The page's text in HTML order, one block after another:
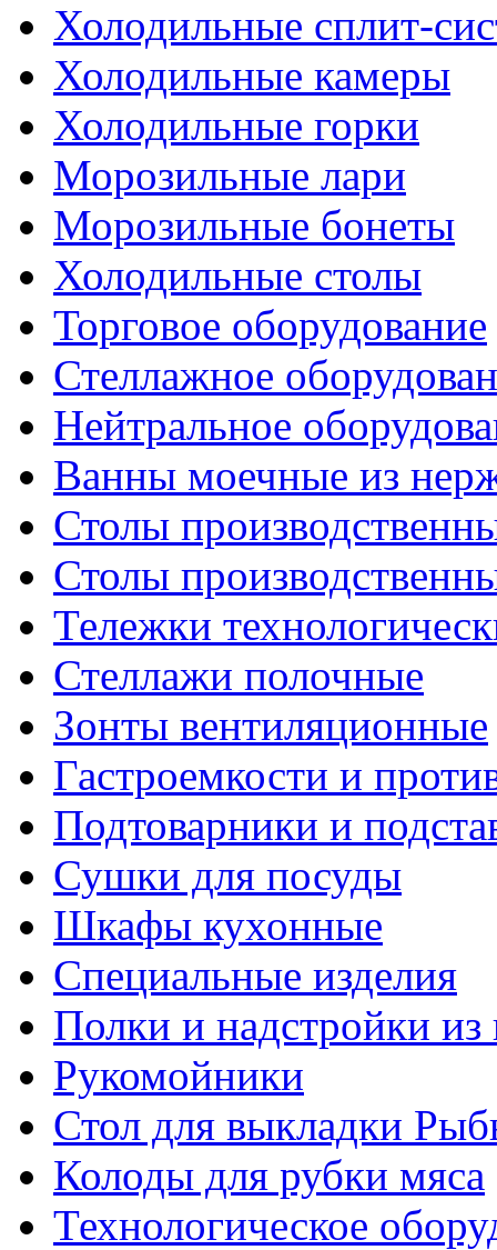
Холодильные сплит-
Холодильные камеры
Холодильные горки
Морозильные лари
Морозильные бонеты
Холодильные столы
Торговое оборудование
Стеллажное
Нейтральное
Ванны моечные из
Столы
Столы
Тележки
Стеллажи полочные
Зонты вентиляционные
Гастроемкости и
Подтоварники и
Сушки для посуды
Шкафы кухонные
Специальные изделия
Полки и надстройки из
Рукомойники
Стол для выкладки
Колоды для рубки мяса
Технологическое